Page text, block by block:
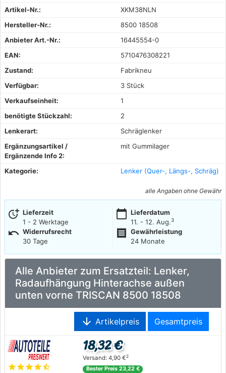
Artikel-Nr.:
XKM38NLN
Hersteller-Nr.:
8500 18508
Anbieter Art.-Nr.:
16445554-0
EAN:
5710476308221
Zustand:
Fabrikneu
Verfügbar:
3 Stück
Verkaufseinheit:
1
benötigte Stückzahl:
2
Lenkerart:
Schräglenker
Ergänzungsartikel /
Ergänzende Info 2:
mit Gummilager
Kategorie: Lenker (Quer-, Längs-, Schräg)
alle Angaben ohne Gewähr
more_time Lieferzeit
1 - 2 Werktage
calendar_today Lieferdatum
11. - 12. Aug.3
undo Widerrufsrecht
30 Tage
receipt
Gewährleistung
24 Monate
Alle Anbieter zum Ersatzteil: Lenker,
Radaufhängung Hinterachse außen
unten vorne TRISCAN 8500 18508
arrow_downward Artikelpreis Gesamtpreis
starstarstarstarstar_half
18,32 €
Versand: 4,90 €2
Bester Preis 23,22 €